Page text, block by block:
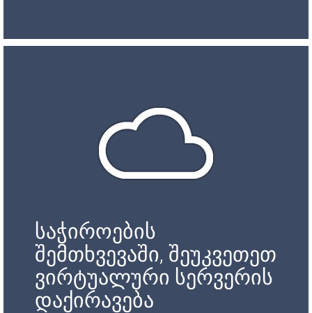
საჭიროების
შემთხვევაში, შეუკვეთეთ
ვირტუალური სერვერის
დაქირავება